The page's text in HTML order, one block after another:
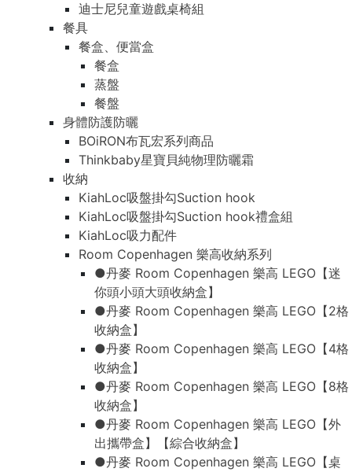
迪士尼兒童遊戲桌椅組
餐具
餐盒、便當盒
餐盒
蒸盤
餐盤
身體防護防曬
BOiRON布瓦宏系列商品
Thinkbaby星寶貝純物理防曬霜
收納
KiahLoc吸盤掛勾Suction hook
KiahLoc吸盤掛勾Suction hook禮盒組
KiahLoc吸力配件
Room Copenhagen 樂高收納系列
●丹麥 Room Copenhagen 樂高 LEGO【迷
你頭小頭大頭收納盒】
●丹麥 Room Copenhagen 樂高 LEGO【2格
收納盒】
●丹麥 Room Copenhagen 樂高 LEGO【4格
收納盒】
●丹麥 Room Copenhagen 樂高 LEGO【8格
收納盒】
●丹麥 Room Copenhagen 樂高 LEGO【外
出攜帶盒】【綜合收納盒】
●丹麥 Room Copenhagen 樂高 LEGO【桌